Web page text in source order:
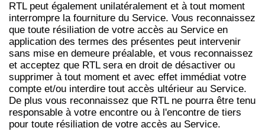
RTL peut également unilatéralement et à tout moment
interrompre la fourniture du Service. Vous reconnaissez
que toute résiliation de votre accès au Service en
application des termes des présentes peut intervenir
sans mise en demeure préalable, et vous reconnaissez
et acceptez que RTL sera en droit de désactiver ou
supprimer à tout moment et avec effet immédiat votre
compte et/ou interdire tout accès ultérieur au Service.
De plus vous reconnaissez que RTL ne pourra être tenu
responsable à votre encontre ou à l'encontre de tiers
pour toute résiliation de votre accès au Service.